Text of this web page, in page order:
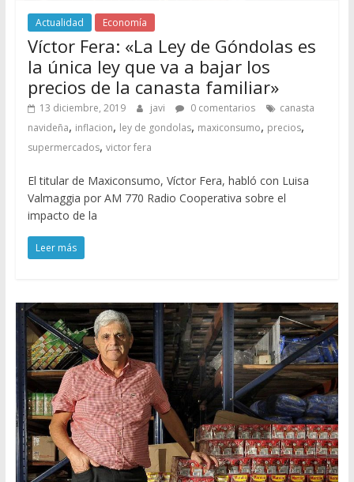
Actualidad Economía
Víctor Fera: «La Ley de Góndolas es
la única ley que va a bajar los
precios de la canasta familiar»
13 diciembre, 2019 javi 0 comentarios
canasta
navideña, inflacion, ley de gondolas, maxiconsumo, precios,
supermercados, victor fera
El titular de Maxiconsumo, Víctor Fera, habló con Luisa
Valmaggia por AM 770 Radio Cooperativa sobre el
impacto de la
Leer más